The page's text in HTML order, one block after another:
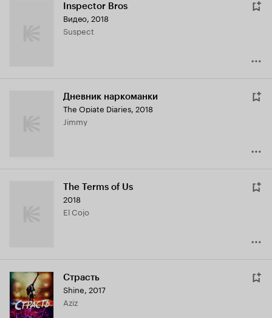
Inspector Bros
Видео, 2018
Suspect
Дневник наркоманки
The Opiate Diaries, 2018
Jimmy
The Terms of Us
2018
El Cojo
Страсть
Shine, 2017
Aziz